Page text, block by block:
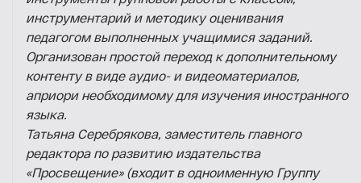
инструментарий и методику оценивания
педагогом выполненных учащимися заданий.
Организован простой переход к дополнительному
контенту в виде аудио- и видеоматериалов,
априори необходимому для изучения иностранного
языка.
Татьяна Серебрякова, заместитель главного
редактора по развитию издательства
«Просвещение» (входит в одноименную Группу